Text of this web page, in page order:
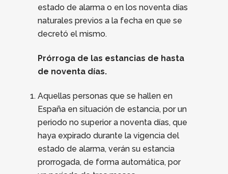
estado de alarma o en los noventa dí­as
naturales previos a la fecha en que se
decretó el mismo.
Prórroga de las estancias de hasta
de noventa días.
Aquellas personas que se hallen en
España en situación de estancia, por un
periodo no superior a noventa días, que
haya expirado durante la vigencia del
estado de alarma, verán su estancia
prorrogada, de forma automática, por